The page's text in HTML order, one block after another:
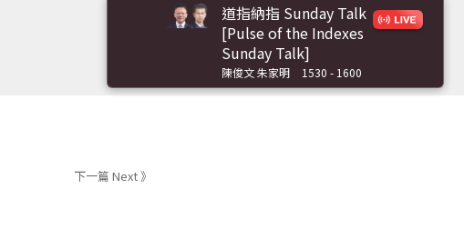
道指納指 Sunday Talk
[Pulse of the Indexes
Sunday Talk]
陳俊文 朱家明 1530 - 1600
下一篇 Next 》